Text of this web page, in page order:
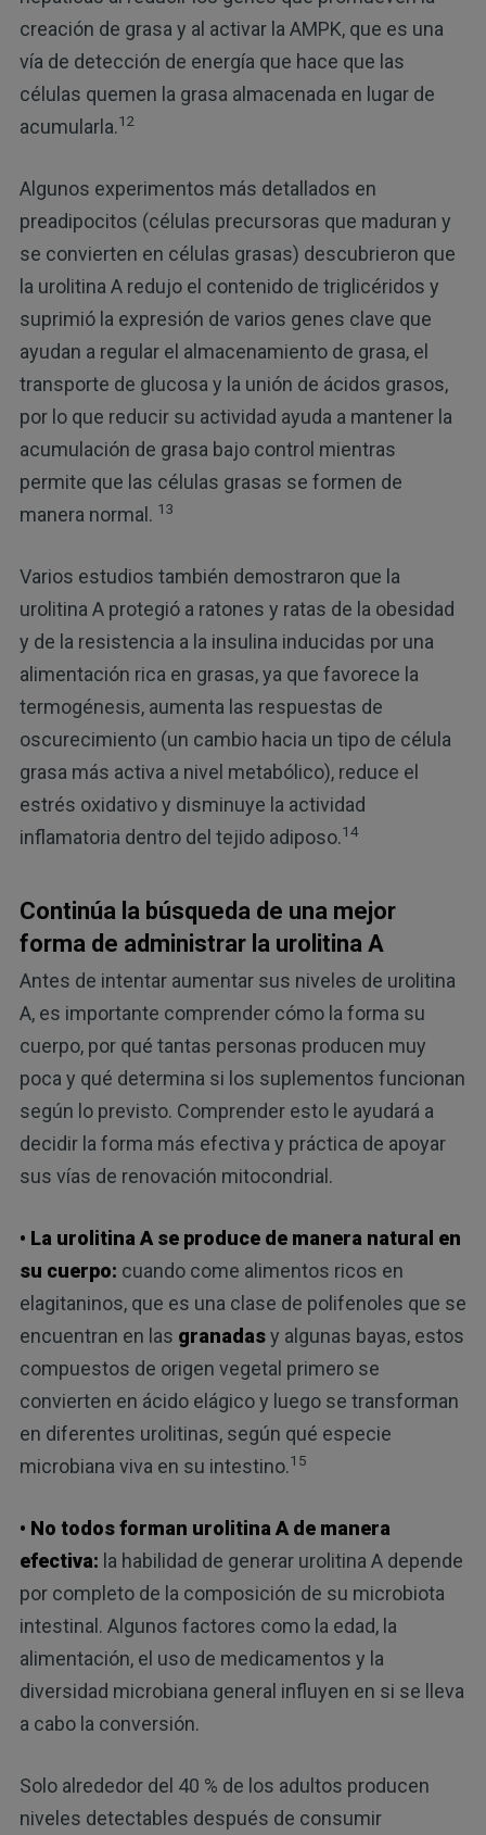
creación de grasa y al activar la AMPK, que es una
vía de detección de energía que hace que las
células quemen la grasa almacenada en lugar de
acumularla.12
Algunos experimentos más detallados en
preadipocitos (células precursoras que maduran y
se convierten en células grasas) descubrieron que
la urolitina A redujo el contenido de triglicéridos y
suprimió la expresión de varios genes clave que
ayudan a regular el almacenamiento de grasa, el
transporte de glucosa y la unión de ácidos grasos,
por lo que reducir su actividad ayuda a mantener la
acumulación de grasa bajo control mientras
permite que las células grasas se formen de
manera normal. 13
Varios estudios también demostraron que la
urolitina A protegió a ratones y ratas de la obesidad
y de la resistencia a la insulina inducidas por una
alimentación rica en grasas, ya que favorece la
termogénesis, aumenta las respuestas de
oscurecimiento (un cambio hacia un tipo de célula
grasa más activa a nivel metabólico), reduce el
estrés oxidativo y disminuye la actividad
inflamatoria dentro del tejido adiposo.14
Continúa la búsqueda de una mejor
forma de administrar la urolitina A
Antes de intentar aumentar sus niveles de urolitina
A, es importante comprender cómo la forma su
cuerpo, por qué tantas personas producen muy
poca y qué determina si los suplementos funcionan
según lo previsto. Comprender esto le ayudará a
decidir la forma más efectiva y práctica de apoyar
sus vías de renovación mitocondrial.
• La urolitina A se produce de manera natural en
su cuerpo: cuando come alimentos ricos en
elagitaninos, que es una clase de polifenoles que se
encuentran en las granadasy algunas bayas, estos
compuestos de origen vegetal primero se
convierten en ácido elágico y luego se transforman
en diferentes urolitinas, según qué especie
microbiana viva en su intestino.15
• No todos forman urolitina A de manera
efectiva: la habilidad de generar urolitina A depende
por completo de la composición de su microbiota
intestinal. Algunos factores como la edad, la
alimentación, el uso de medicamentos y la
diversidad microbiana general influyen en si se lleva
a cabo la conversión.
Solo alrededor del 40 % de los adultos producen
niveles detectables después de consumir